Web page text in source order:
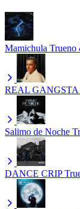
Mamichula
REAL
Salimo de Noche
DANCE CRIP